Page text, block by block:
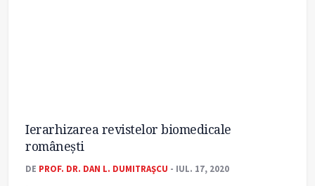
Ierarhizarea revistelor biomedicale
românești
DE PROF. DR. DAN L. DUMITRAŞCU - IUL. 17, 2020